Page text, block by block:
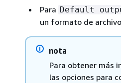
Para Default
un formato de
nota
Para obtener más
las opciones para